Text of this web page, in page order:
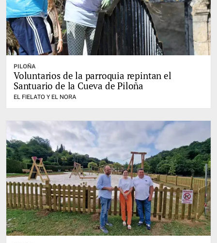
PILOÑA
Voluntarios de la parroquia repintan el
Santuario de la Cueva de Piloña
EL FIELATO Y EL NORA